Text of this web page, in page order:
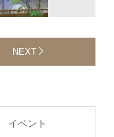
NEXT
イベント